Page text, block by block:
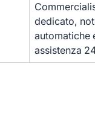
dedicato,
automatiche
assistenza